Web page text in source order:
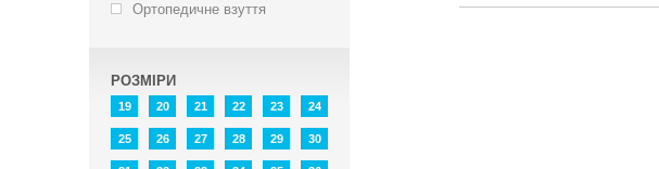
Ортопедичне взуття
РОЗМІРИ
19 20 21 22 23 24
25 26 27 28 29 30